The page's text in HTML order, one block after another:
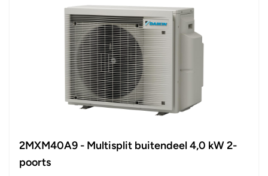
2MXM40A9 - Multisplit buitendeel 4,0 kW 2-
poorts